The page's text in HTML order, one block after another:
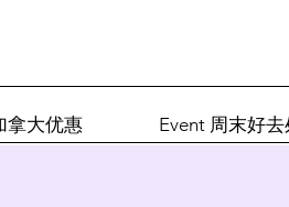
拿大优惠 Event 周末好去